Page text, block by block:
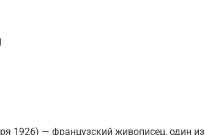
1926) — французский живописец, один из